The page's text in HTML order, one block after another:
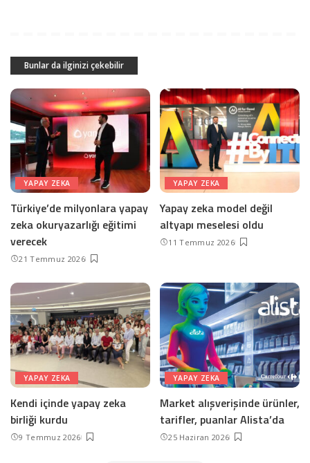
Bunlar da ilginizi çekebilir
YAPAY ZEKA
Türkiye’de milyonlara yapay
zeka okuryazarlığı eğitimi
verecek
21 Temmuz 2026
YAPAY ZEKA
Yapay zeka model değil
altyapı meselesi oldu
11 Temmuz 2026
YAPAY ZEKA
Kendi içinde yapay zeka
birliği kurdu
9 Temmuz 2026
YAPAY ZEKA
Market alışverişinde ürünler,
tarifler, puanlar Alista’da
25 Haziran 2026